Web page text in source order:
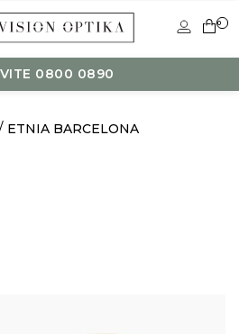
0
0800 0890
ETNIA BARCELONA